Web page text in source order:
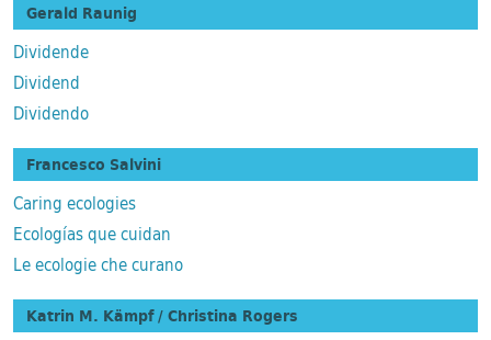
Gerald Raunig
Dividende
Dividend
Dividendo
Francesco Salvini
Caring ecologies
Ecologías que cuidan
Le ecologie che curano
Katrin M. Kämpf / Christina Rogers